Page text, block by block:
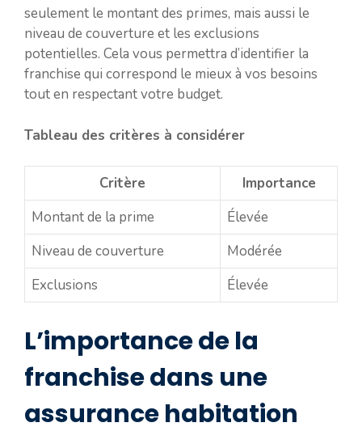
seulement le montant des primes, mais aussi le
niveau de couverture et les exclusions
potentielles. Cela vous permettra d’identifier la
franchise qui correspond le mieux à vos besoins
tout en respectant votre budget.
Tableau des critères à considérer
Critère
Importance
Montant de la prime
Élevée
Niveau de couverture
Modérée
Exclusions
Élevée
L’importance de la
franchise dans une
assurance habitation